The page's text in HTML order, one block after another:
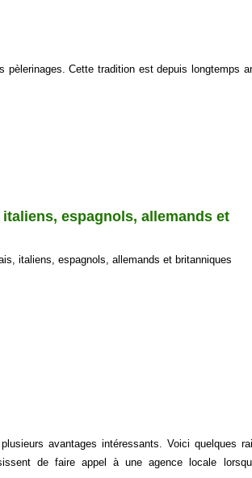
Cette tradition est depuis longtemps
espagnols, allemands et
italiens, espagnols, allemands et britanniques
avantages intéressants. Voici quelques
de faire appel à une agence locale